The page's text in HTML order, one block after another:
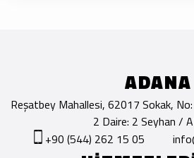
ADANA
Reşatbey Mahallesi, 62017 Sokak,
2 Daire: 2 Seyhan /
+90 (544) 262 15 05